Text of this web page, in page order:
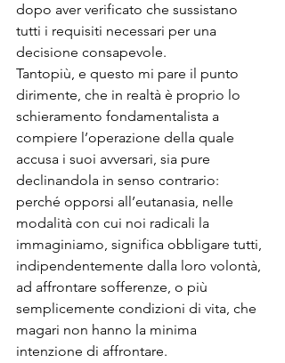
dopo aver verificato che sussistano
tutti i requisiti necessari per una
decisione consapevole.
Tantopiù, e questo mi pare il punto
dirimente, che in realtà è proprio lo
schieramento fondamentalista a
compiere l’operazione della quale
accusa i suoi avversari, sia pure
declinandola in senso contrario:
perché opporsi all’eutanasia, nelle
modalità con cui noi radicali la
immaginiamo, significa obbligare tutti,
indipendentemente dalla loro volontà,
ad affrontare sofferenze, o più
semplicemente condizioni di vita, che
magari non hanno la minima
intenzione di affrontare.